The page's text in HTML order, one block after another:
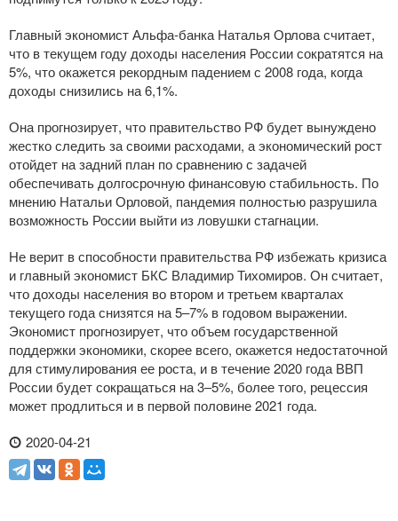
Главный экономистАльфа-банка Наталья Орлова считает,
что в текущем году доходы населения России сократятся на
5%, что окажется рекордным падением с 2008 года, когда
доходы снизились на 6,1%.
Она прогнозирует, что правительство РФ будет вынуждено
жестко следить за своими расходами, а экономический рост
отойдет на задний план по сравнению с задачей
обеспечивать долгосрочную финансовую стабильность. По
мнению Натальи Орловой, пандемия полностью разрушила
возможность России выйти из ловушки стагнации.
Не верит в способности правительства РФ избежать кризиса
и главный экономист БКС Владимир Тихомиров. Он считает,
что доходы населения во втором и третьем кварталах
текущего года снизятся на 5–7% в годовом выражении.
Экономист прогнозирует, что объем государственной
поддержки экономики, скорее всего, окажется недостаточной
для стимулирования ее роста, и в течение 2020 года ВВП
России будет сокращаться на 3–5%, более того, рецессия
может продлиться и в первой половине 2021 года.
2020-04-21